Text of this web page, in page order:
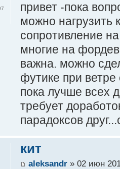
привет -пока
можно нагрузить
сопротивление
многие на
важна. можно
футике при ветре
пока лучше всех
требует
парадоксов
кит
aleksandr» 02 июн